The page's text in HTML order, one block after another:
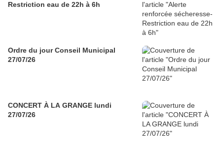
Restriction eau de 22h à 6h
Ordre du jour Conseil Municipal
27/07/26
CONCERT À LA GRANGE lundi
27/07/26